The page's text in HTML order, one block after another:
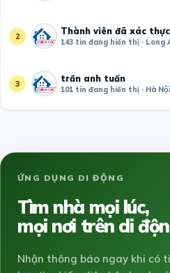
2 Thành viên đã xác
143 tin đang hiển thị · Long
3 trần anh tuấn
101 tin đang hiển thị · Hà Nội
ỨNG DỤNG DI ĐỘNG
Tìm nhà mọi lúc,
mọi nơi trên di
Nhận thông báo ngay khi có